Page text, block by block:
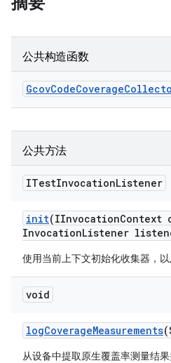
公共构造函数
GcovCodeCoverage
公共方法
ITestInvocationListener
init(IInvocationContext
InvocationListener
使用当前上下文初始化收集器，以
void
logCoverageMeasurements
从设备中提取原生覆盖率测量结果